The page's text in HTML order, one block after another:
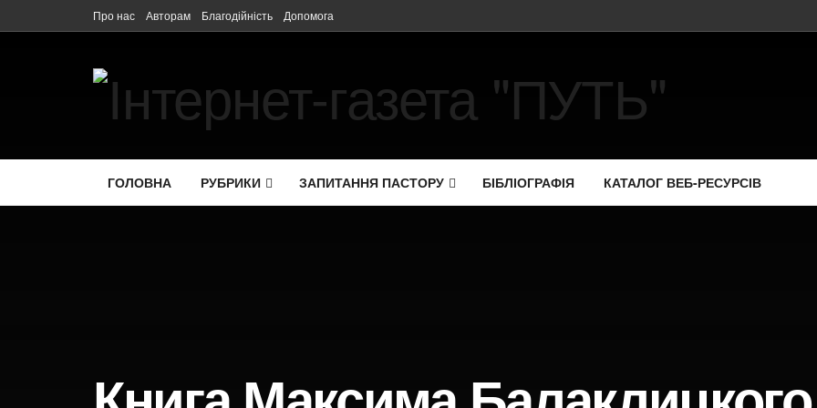
Про нас Авторам Благодійність Допомога
ГОЛОВНА РУБРИКИ ЗАПИТАННЯ ПАСТОРУ БІБЛІОГРАФІЯ КАТАЛОГ ВЕБ-РЕСУРСІВ